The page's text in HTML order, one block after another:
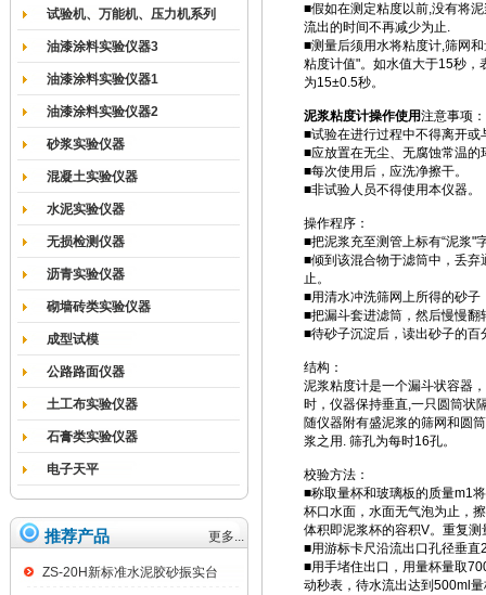
试验机、万能机、压力机系列
油漆涂料实验仪器3
油漆涂料实验仪器1
油漆涂料实验仪器2
砂浆实验仪器
混凝土实验仪器
水泥实验仪器
无损检测仪器
沥青实验仪器
砌墙砖类实验仪器
成型试模
公路路面仪器
土工布实验仪器
石膏类实验仪器
电子天平
推荐产品 更多...
ZS-20H新标准水泥胶砂振实台
■假如在测定粘度以前,没有将
流出的时间不再减少为止.
■测量后须用水将粘度计,筛网
粘度计值"。如水值大于15秒，
为15±0.5秒。
泥浆粘度计操作使用注意事项：
■试验在进行过程中不得离开或
■应放置在无尘、无腐蚀常温的
■每次使用后，应洗净擦干。
■非试验人员不得使用本仪器。
操作程序：
■把泥浆充至测管上标有“泥浆"
■倾到该混合物于滤筒中，丢
止。
■用清水冲洗筛网上所得的砂子
■把漏斗套进滤筒，然后慢慢
■待砂子沉淀后，读出砂子的百
结构：
泥浆粘度计是一个漏斗状容器
时，仪器保持垂直,一只圆筒状
随仪器附有盛泥浆的筛网和圆
浆之用. 筛孔为每时16孔。
校验方法：
■称取量杯和玻璃板的质量m1
杯口水面，水面无气泡为止，
体积即泥浆杯的容积V。重复
■用游标卡尺沿流出口孔径垂
■用手堵住出口，用量杯量取
动秒表，待水流出达到500ml